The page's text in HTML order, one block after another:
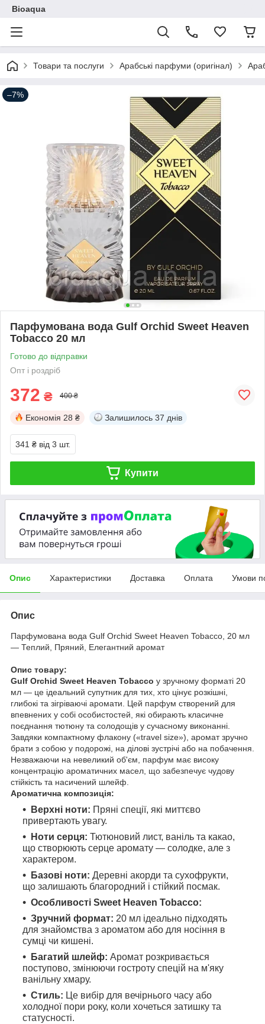
Bioaqua
Товари та послуги Арабські парфуми (оригінал)
–7%
Парфумована вода Gulf Orchid Sweet Heaven
Tobacco 20 мл
Готово до відправки
Опт і роздріб
372 ₴ 400 ₴
Економія 28 ₴ Залишилось 37 днів
341 ₴ від 3 шт.
Купити
Опис Характеристики Доставка Оплата Умови
Опис
Парфумована вода Gulf Orchid Sweet Heaven Tobacco, 20 мл
— Теплий, Пряний, Елегантний аромат
Опис товару:
Gulf Orchid Sweet Heaven Tobacco у зручному форматі 20
мл — це ідеальний супутник для тих, хто цінує розкішні,
глибокі та зігріваючі аромати. Цей парфум створений для
впевнених у собі особистостей, які обирають класичне
поєднання тютюну та солодощів у сучасному виконанні.
Завдяки компактному флакону («travel size»), аромат зручно
брати з собою у подорожі, на ділові зустрічі або на побачення.
Незважаючи на невеликий об'єм, парфум має високу
концентрацію ароматичних масел, що забезпечує чудову
стійкість та насичений шлейф.
Ароматична композиція:
Верхні ноти: Пряні спеції, які миттєво
привертають увагу.
Ноти серця: Тютюновий лист, ваніль та какао,
що створюють серце аромату — солодке, але з
характером.
Базові ноти: Деревні акорди та сухофрукти,
що залишають благородний і стійкий посмак.
Особливості Sweet Heaven Tobacco:
Зручний формат: 20 мл ідеально підходять
для знайомства з ароматом або для носіння в
сумці чи кишені.
Багатий шлейф: Аромат розкривається
поступово, змінюючи гостроту спецій на м'яку
ванільну хмару.
Стиль: Це вибір для вечірнього часу або
холодної пори року, коли хочеться затишку та
статусності.